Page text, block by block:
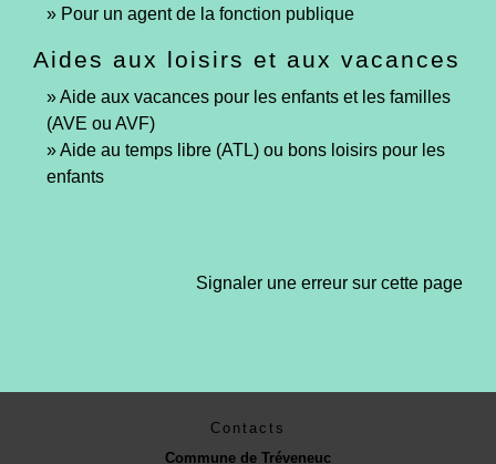
Pour un agent de la fonction publique
Aides aux loisirs et aux vacances
Aide aux vacances pour les enfants et les familles
(AVE ou AVF)
Aide au temps libre (ATL) ou bons loisirs pour les
enfants
Signaler une erreur sur cette page
Contacts
Commune de Tréveneuc